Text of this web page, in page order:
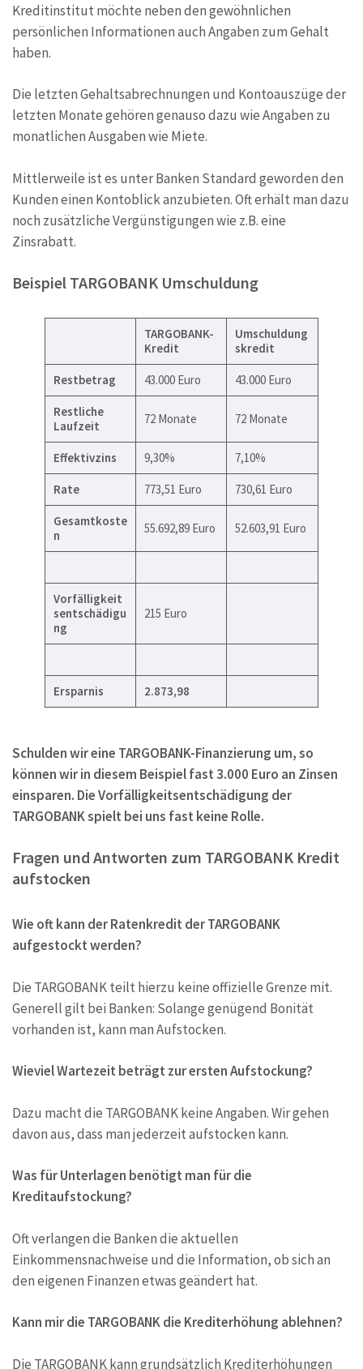
Kreditinstitut möchte neben den gewöhnlichen
persönlichen Informationen auch Angaben zum Gehalt
haben.
Die letzten Gehaltsabrechnungen und Kontoauszüge der
letzten Monate gehören genauso dazu wie Angaben zu
monatlichen Ausgaben wie Miete.
Mittlerweile ist es unter Banken Standard geworden den
Kunden einen Kontoblick anzubieten. Oft erhält man dazu
noch zusätzliche Vergünstigungen wie z.B. eine
Zinsrabatt.
Beispiel TARGOBANK Umschuldung
TARGOBANK-
Kredit
Umschuldung
skredit
Restbetrag 43.000 Euro 43.000 Euro
Restliche
Laufzeit
72 Monate 72 Monate
Effektivzins 9,30% 7,10%
Rate 773,51 Euro 730,61 Euro
Gesamtkoste
n
55.692,89 Euro 52.603,91 Euro
Vorfälligkeit
sentschädigu
ng
215 Euro
Ersparnis 2.873,98
Schulden wir eine TARGOBANK-Finanzierung um, so
können wir in diesem Beispiel fast 3.000 Euro an Zinsen
einsparen. Die Vorfälligkeitsentschädigung der
TARGOBANK spielt bei uns fast keine Rolle.
Fragen und Antworten zum TARGOBANK Kredit
aufstocken
Wie oft kann der Ratenkredit der TARGOBANK
aufgestockt werden?
Die TARGOBANK teilt hierzu keine offizielle Grenze mit.
Generell gilt bei Banken: Solange genügend Bonität
vorhanden ist, kann man Aufstocken.
Wieviel Wartezeit beträgt zur ersten Aufstockung?
Dazu macht die TARGOBANK keine Angaben. Wir gehen
davon aus, dass man jederzeit aufstocken kann.
Was für Unterlagen benötigt man für die
Kreditaufstockung?
Oft verlangen die Banken die aktuellen
Einkommensnachweise und die Information, ob sich an
den eigenen Finanzen etwas geändert hat.
Kann mir die TARGOBANK die Krediterhöhung ablehnen?
Die TARGOBANK kann grundsätzlich Krediterhöhungen